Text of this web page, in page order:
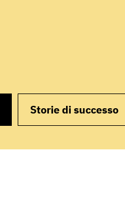
Storie di successo